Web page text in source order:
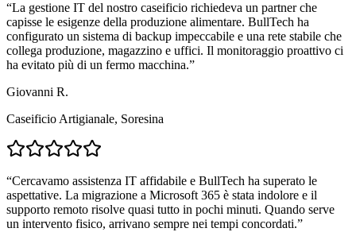
“La gestione IT del nostro caseificio richiedeva un partner che
capisse le esigenze della produzione alimentare. BullTech ha
configurato un sistema di backup impeccabile e una rete stabile che
collega produzione, magazzino e uffici. Il monitoraggio proattivo ci
ha evitato più di un fermo macchina.”
Giovanni R.
Caseificio Artigianale, Soresina
“Cercavamo assistenza IT affidabile e BullTech ha superato le
aspettative. La migrazione a Microsoft 365 è stata indolore e il
supporto remoto risolve quasi tutto in pochi minuti. Quando serve
un intervento fisico, arrivano sempre nei tempi concordati.”